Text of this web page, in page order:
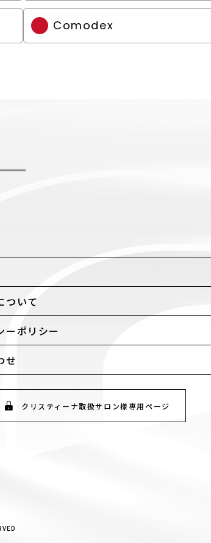
Comodex
ついて
ーポリシー
せ
クリスティーナ取扱サロン様専用ページ